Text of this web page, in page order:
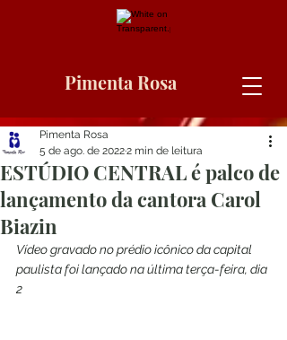
Pimenta Rosa
ESTÚDIO CENTRAL é palco de
lançamento da cantora Carol
Biazin
Pimenta Rosa
5 de ago. de 20222 min de leitura
Vídeo gravado no prédio icônico da capital
paulista foi lançado na última terça-feira, dia
2